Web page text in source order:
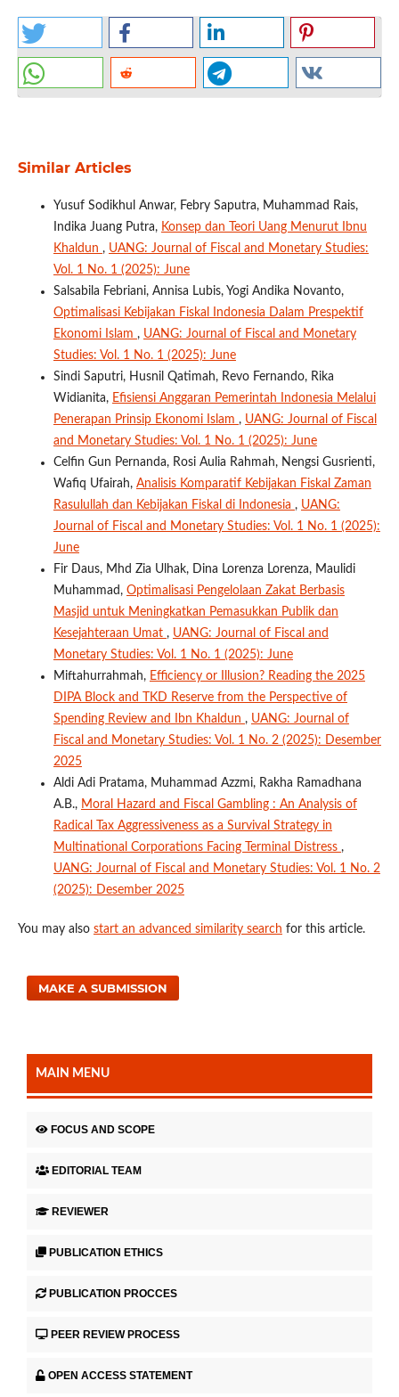
Similar Articles
Yusuf Sodikhul Anwar, Febry Saputra, Muhammad Rais,
Indika Juang Putra, Konsep dan Teori Uang Menurut Ibnu
Khaldun , UANG: Journal of Fiscal and Monetary Studies:
Vol. 1 No. 1 (2025): June
Salsabila Febriani, Annisa Lubis, Yogi Andika Novanto,
Optimalisasi Kebijakan Fiskal Indonesia Dalam Prespektif
Ekonomi Islam , UANG: Journal of Fiscal and Monetary
Studies: Vol. 1 No. 1 (2025): June
Sindi Saputri, Husnil Qatimah, Revo Fernando, Rika
Widianita, Efisiensi Anggaran Pemerintah Indonesia Melalui
Penerapan Prinsip Ekonomi Islam , UANG: Journal of Fiscal
and Monetary Studies: Vol. 1 No. 1 (2025): June
Celfin Gun Pernanda, Rosi Aulia Rahmah, Nengsi Gusrienti,
Wafiq Ufairah, Analisis Komparatif Kebijakan Fiskal Zaman
Rasulullah dan Kebijakan Fiskal di Indonesia , UANG:
Journal of Fiscal and Monetary Studies: Vol. 1 No. 1 (2025):
June
Fir Daus, Mhd Zia Ulhak, Dina Lorenza Lorenza, Maulidi
Muhammad, Optimalisasi Pengelolaan Zakat Berbasis
Masjid untuk Meningkatkan Pemasukkan Publik dan
Kesejahteraan Umat , UANG: Journal of Fiscal and
Monetary Studies: Vol. 1 No. 1 (2025): June
Miftahurrahmah, Efficiency or Illusion? Reading the 2025
DIPA Block and TKD Reserve from the Perspective of
Spending Review and Ibn Khaldun , UANG: Journal of
Fiscal and Monetary Studies: Vol. 1 No. 2 (2025): Desember
2025
Aldi Adi Pratama, Muhammad Azzmi, Rakha Ramadhana
A.B., Moral Hazard and Fiscal Gambling : An Analysis of
Radical Tax Aggressiveness as a Survival Strategy in
Multinational Corporations Facing Terminal Distress ,
UANG: Journal of Fiscal and Monetary Studies: Vol. 1 No. 2
(2025): Desember 2025
You may also start an advanced similarity search for this article.
MAKE A SUBMISSION
MAIN MENU
FOCUS AND SCOPE
EDITORIAL TEAM
REVIEWER
PUBLICATION ETHICS
PUBLICATION PROCCES
PEER REVIEW PROCESS
OPEN ACCESS STATEMENT